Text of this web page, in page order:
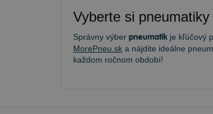
Vyberte si
Správny výber pneumatík je kľúčový
MorePneu.sk a nájdite ideálne
každom ročnom období!